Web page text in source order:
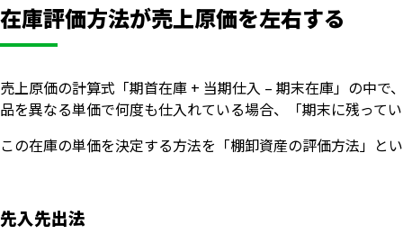
在庫評価方法が売上原価を左右する
売上原価の計算式「期首在庫 + 当期仕入 – 期末在庫」の中
品を異なる単価で何度も仕入れている場合、「期末に残って
この在庫の単価を決定する方法を「棚卸資産の評価方法」と
先入先出法